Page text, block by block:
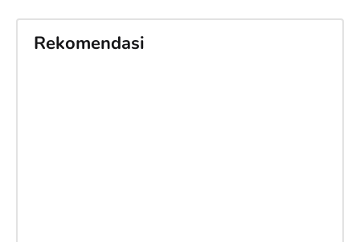
Rekomendasi